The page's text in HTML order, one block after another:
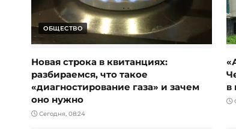
ОБЩЕСТВО
Новая строка в квитанциях:
разбираемся, что такое
«диагностирование газа» и зачем
оно нужно
Сегодня, 08:24
в